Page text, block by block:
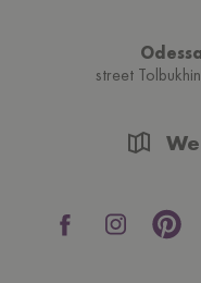
street